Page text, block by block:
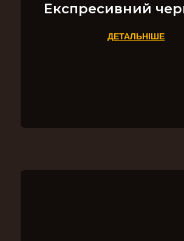
Експресивний
ДЕТАЛЬНІШЕ